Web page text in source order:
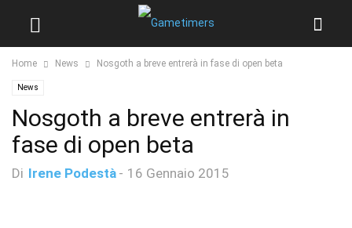
Home News Nosgoth a breve entrerà in fase di open beta
News
Nosgoth a breve entrerà in
fase di open beta
Di Irene Podestà - 16 Gennaio 2015